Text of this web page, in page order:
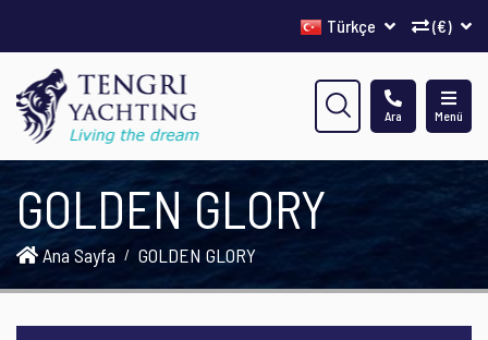
(€)
Türkçe
Menü
Ara
GOLDEN GLORY
Ana Sayfa GOLDEN GLORY